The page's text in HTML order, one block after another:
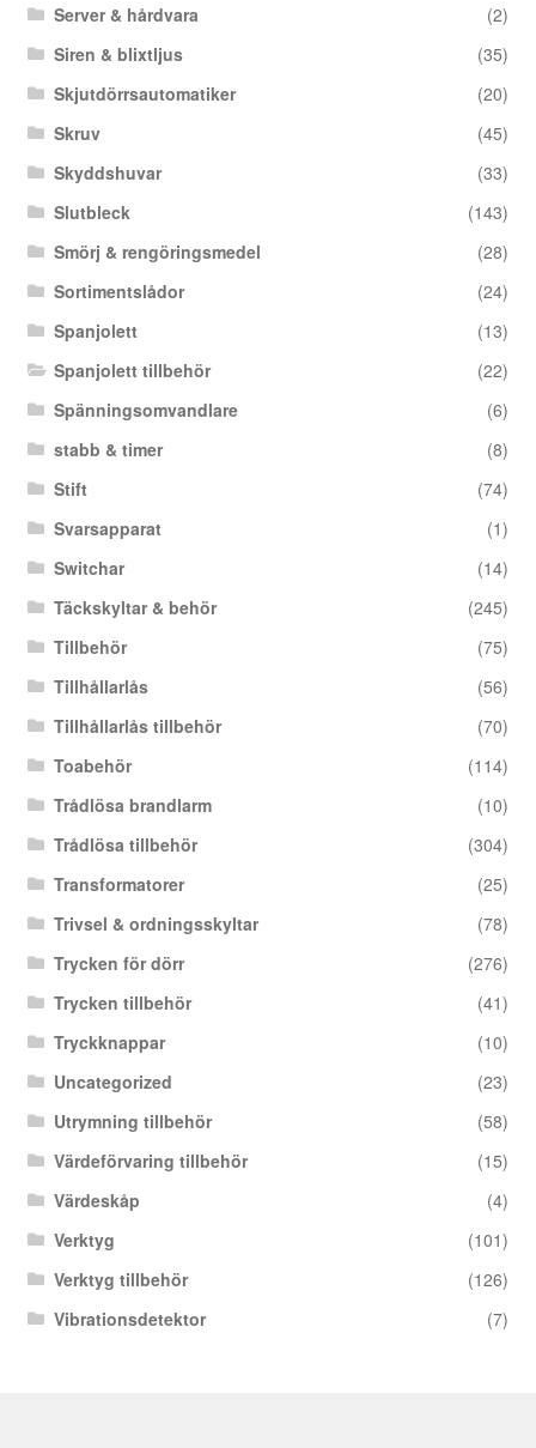
Server & hårdvara
(2)
Siren & blixtljus
(35)
Skjutdörrsautomatiker
(20)
Skruv
(45)
Skyddshuvar
(33)
Slutbleck
(143)
Smörj & rengöringsmedel
(28)
Sortimentslådor
(24)
Spanjolett
(13)
Spanjolett tillbehör
(22)
Spänningsomvandlare
(6)
stabb & timer
(8)
Stift
(74)
Svarsapparat
(1)
Switchar
(14)
Täckskyltar & behör
(245)
Tillbehör
(75)
Tillhållarlås
(56)
Tillhållarlås tillbehör
(70)
Toabehör
(114)
Trådlösa brandlarm
(10)
Trådlösa tillbehör
(304)
Transformatorer
(25)
Trivsel & ordningsskyltar
(78)
Trycken för dörr
(276)
Trycken tillbehör
(41)
Tryckknappar
(10)
Uncategorized
(23)
Utrymning tillbehör
(58)
Värdeförvaring tillbehör
(15)
Värdeskåp
(4)
Verktyg
(101)
Verktyg tillbehör
(126)
Vibrationsdetektor
(7)